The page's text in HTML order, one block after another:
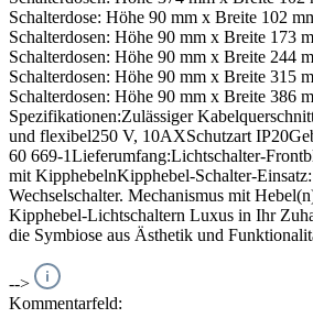
Schalterdose: Höhe 90 mm x Breite 102
Schalterdosen: Höhe 90 mm x Breite 173
Schalterdosen: Höhe 90 mm x Breite 244
Schalterdosen: Höhe 90 mm x Breite 315
Schalterdosen: Höhe 90 mm x Breite 386
Spezifikationen:Zulässiger
und flexibel250 V, 10AXSchutzart
60 669-1Lieferumfang:Lichtschalter-
mit KipphebelnKipphebel-Schalter-
Wechselschalter. Mechanismus mit
Kipphebel-Lichtschaltern Luxus in Ihr
die Symbiose aus Ästhetik und
-->
Kommentarfeld: